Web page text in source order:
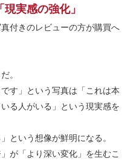
実感の強化」
付きのレビューの方が購買へ
。
す」という写真は「これは本
る人がいる」という現実感を
という想像が鮮明になる。
が「より深い変化」を生むこ